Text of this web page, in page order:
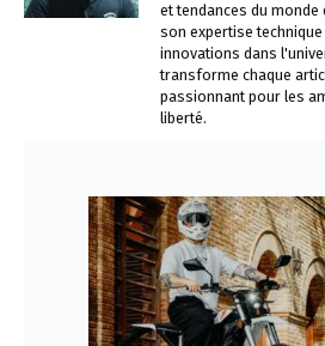
et tendances du monde
son expertise
innovations dans
transforme chaque
passionnant pour les
liberté.